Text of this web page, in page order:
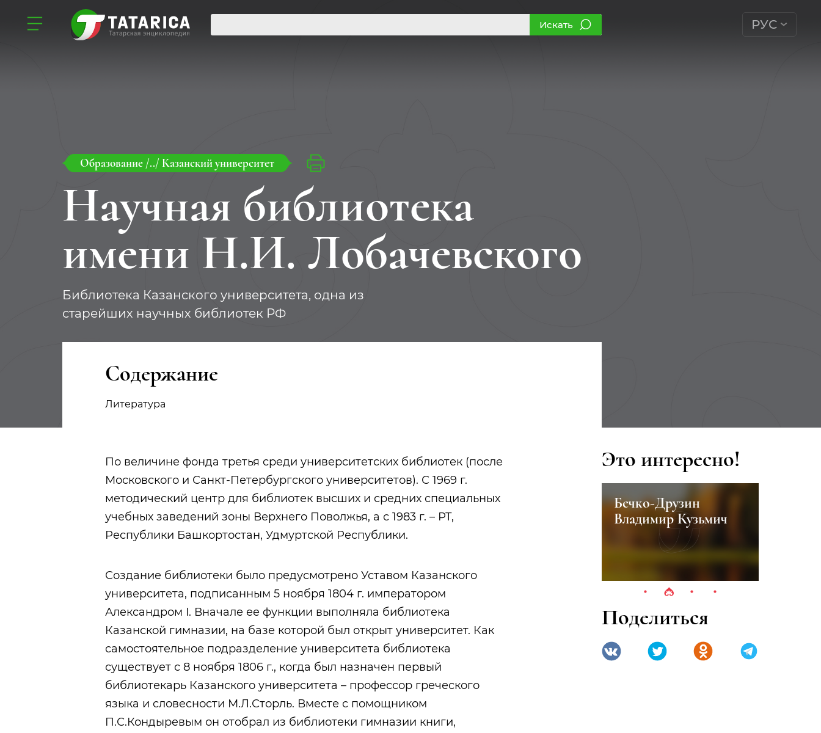
Искать РУС
Образование /../ Казанский университет
Научная библиотека
имени Н.И. Лобачевского
Библиотека Казанского университета, одна из
старейших научных библиотек РФ
Содержание
Литература
По величине фонда третья среди университетских библиотек (после
Московского и Санкт-Петербургского университетов). С 1969 г.
методический центр для библиотек высших и средних специальных
учебных заведений зоны Верхнего Поволжья, а с 1983 г. – РТ,
Республики Башкортостан, Удмуртской Республики.
Создание библиотеки было предусмотрено Уставом Казанского
университета, подписанным 5 ноября 1804 г. императором
Александром I. Вначале ее функции выполняла библиотека
Казанской гимназии, на базе которой был открыт университет. Как
самостоятельное подразделение университета библиотека
существует с 8 ноября 1806 г., когда был назначен первый
библиотекарь Казанского университета – профессор греческого
языка и словесности М.Л.Сторль. Вместе с помощником
П.С.Кондыревым он отобрал из библиотеки гимназии книги,
Это интересно!
Ары
Казанско-Вятская
Бечко-Друзин
Владимир Кузьмич
Поделиться